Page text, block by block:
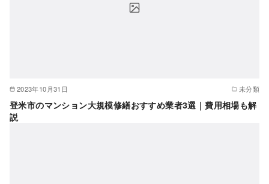
2023年10月31日 未分類
登米市のマンション大規模修繕おすすめ業者3選｜費用相場も解
説